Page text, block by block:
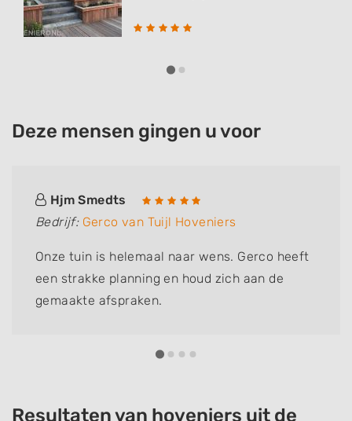
Deze mensen gingen u voor
Hjm Smedts
Bedrijf: Gerco van Tuijl Hoveniers
Onze tuin is helemaal naar wens. Gerco heeft
een strakke planning en houd zich aan de
gemaakte afspraken.
Resultaten van hoveniers uit de